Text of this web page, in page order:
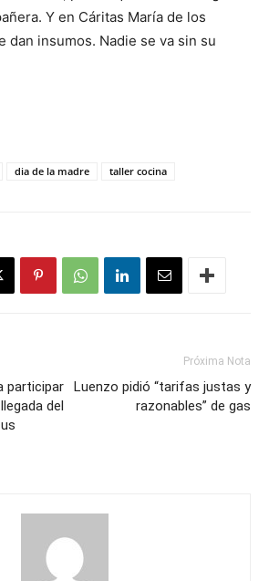
Y en Cáritas María de los
dan insumos. Nadie se va sin su
dia de la madre taller cocina
participar
del
Próxima Nota
Luenzo pidió “tarifas justas y
razonables” de gas